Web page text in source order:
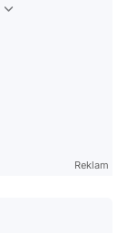
Reklam